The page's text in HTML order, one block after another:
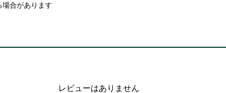
合があります
レビューはありません